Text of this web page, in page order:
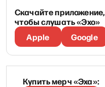
Скачайте приложение,
чтобы слушать «Эхо»
Apple
Google
Купить мерч «Эха»: